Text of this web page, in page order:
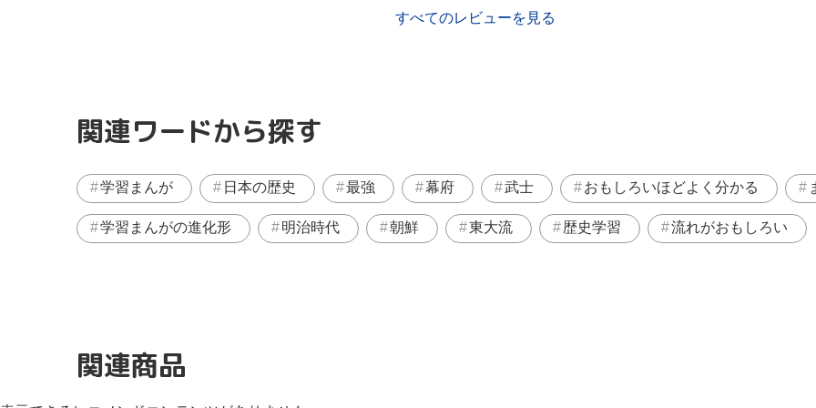
すべてのレビューを見る
関連ワードから探す
学習まんが 日本の歴史 最強 幕府 武士 おもしろいほどよく分かる
学習まんがの進化形 明治時代 朝鮮 東大流 歴史学習 流れがおもしろい
関連商品